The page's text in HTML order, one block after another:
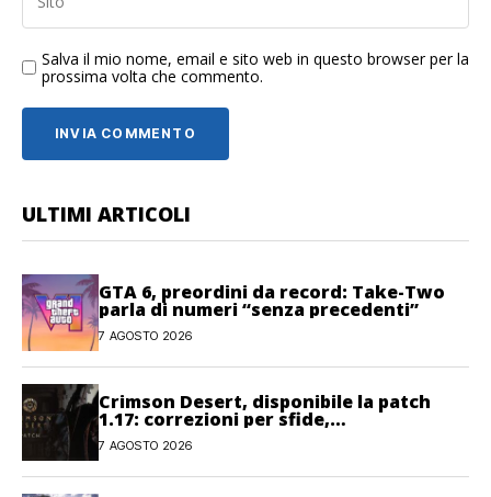
Salva il mio nome, email e sito web in questo browser per la
prossima volta che commento.
ULTIMI ARTICOLI
GTA 6, preordini da record: Take-Two
parla di numeri “senza precedenti”
7 AGOSTO 2026
Crimson Desert, disponibile la patch
1.17: correzioni per sfide,
combattimento e interfaccia
7 AGOSTO 2026